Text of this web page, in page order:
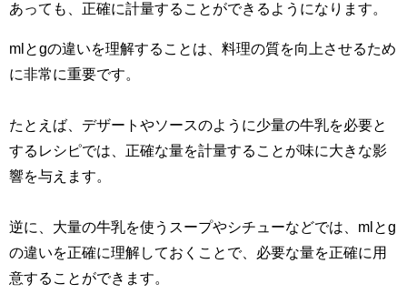
あっても、正確に計量することができるようになります。
mlとgの違いを理解することは、料理の質を向上させるため
に非常に重要です。
たとえば、デザートやソースのように少量の牛乳を必要と
するレシピでは、正確な量を計量することが味に大きな影
響を与えます。
逆に、大量の牛乳を使うスープやシチューなどでは、mlとg
の違いを正確に理解しておくことで、必要な量を正確に用
意することができます。